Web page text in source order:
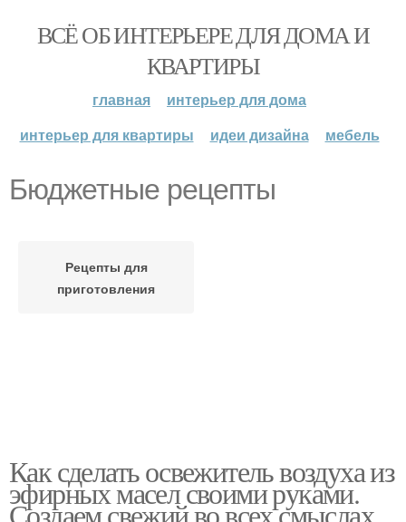
ВСЁ ОБ ИНТЕРЬЕРЕ ДЛЯ ДОМА И
КВАРТИРЫ
главная
интерьер для дома
интерьер для квартиры
идеи дизайна мебель
Бюджетные рецепты
Рецепты для
приготовления
Как сделать освежитель воздуха из
эфирных масел своими руками.